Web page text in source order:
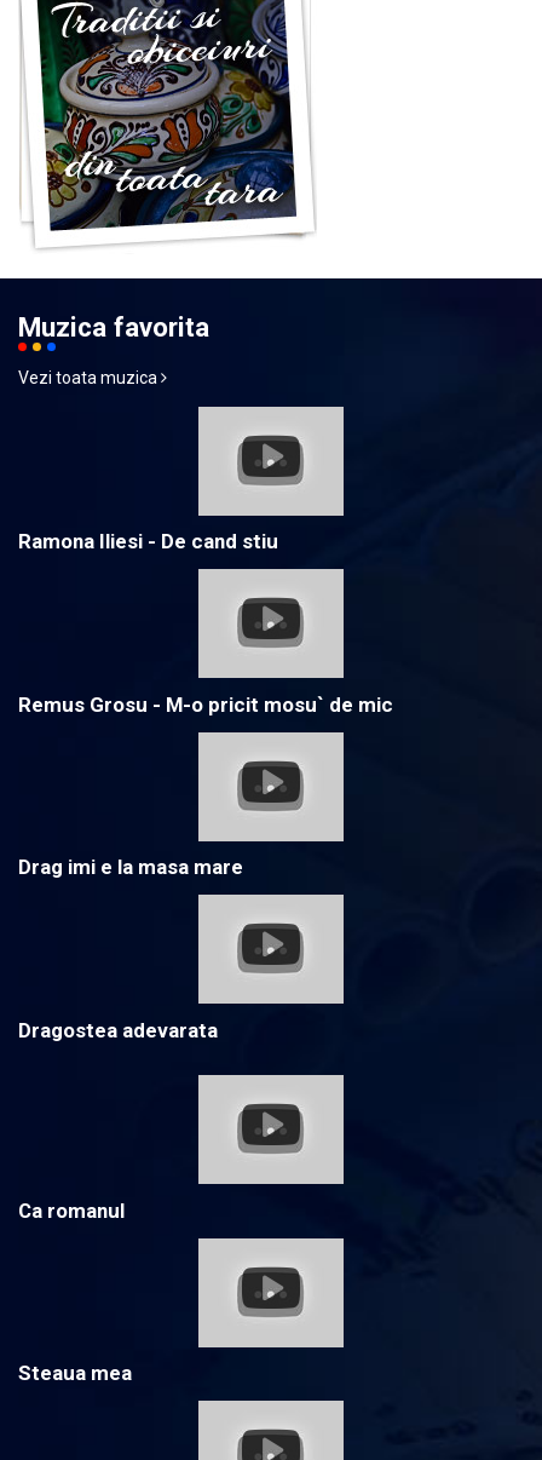
Muzica favorita
Vezi toata muzica
Ramona Iliesi - De cand stiu
Remus Grosu - M-o pricit mosu` de mic
Drag imi e la masa mare
Dragostea adevarata
Ca romanul
Steaua mea